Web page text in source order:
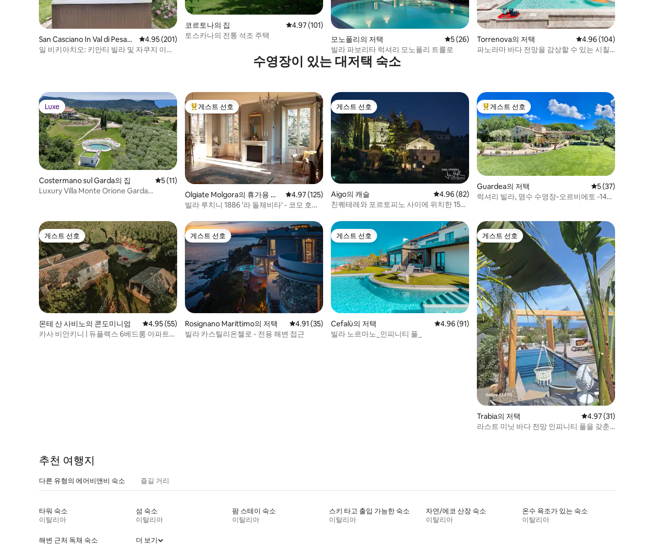
San Casciano In Val di Pesa의
저택
평점 4.95점(5점 만점), 후기 201개
4.95 (201)
일 비키아치오: 키안티 빌라 및 자쿠지 이용
코르토나의 집 평점 4.97점(5점 만점), 후기 101개
4.97 (101)
토스카나의 전통 석조 주택
모노폴리의 저택 평점 5점(5점 만점), 후기 26개
5 (26)
빌라 파보리타 럭셔리 모노폴리 트룰로
Torrenova의 저택 평점 4.96점(5점 만점),
4.96 (104)
파노라마 바다 전망을 감상할 수 있는 시칠
수영장이 있는 대저택 숙소
Luxe
Luxe
Costermano sul Garda의 집 평점 5점(5점 만점), 후기 11개
5 (11)
Luxury Villa Monte Orione Garda
상위 게스트 선호
게스트 선호
Olgiate Molgora의 휴가용 주
택
평점 4.97점(5점 만점), 후기 125개
4.97 (125)
빌라 루치니 1886 '라 돌체비타' - 코모 호수-
게스트 선호
게스트 선호
Aigo의 캐슬 평점 4.96점(5점 만점), 후기 82개
4.96 (82)
친퀘테레와 포르토피노 사이에 위치한 15세
상위 게스트 선호
게스트 선호
Guardea의 저택 평점 5점(5점 만점
5 (37)
럭셔리 빌라, 염수 수영장-오르비에토 -14인
게스트 선호
게스트 선호
몬테 산 사비노의 콘도미니엄 평점 4.95점(5점 만점), 후기 55개
4.95 (55)
카사 비안키니 | 듀플렉스 6베드룸 아파트
게스트 선호
게스트 선호
Rosignano Marittimo의 저택 평점 4.91점(5점 만점), 후기 35개
4.91 (35)
빌라 카스틸리온첼로 - 전용 해변 접근
게스트 선호
게스트 선호
Cefalù의 저택 평점 4.96점(5점 만점), 후기 91개
4.96 (91)
빌라 노르마노_인피니티 풀_
게스트 선호
게스트 선호
Trabia의 저택 평점 4.97점(5점 만점
4.97 (31)
라스트 미닛 바다 전망 인피니티 풀을 갖춘
추천 여행지
다른 유형의 에어비앤비 숙소 즐길 거리
타워 숙소
이탈리아
섬 숙소
이탈리아
팜 스테이 숙소
이탈리아
스키 타고 출입 가능한 숙소
이탈리아
자연/에코 산장 숙소
이탈리아
온수 욕조가 있는 숙소
이탈리아
해변 근처 독채 숙소 더 보기